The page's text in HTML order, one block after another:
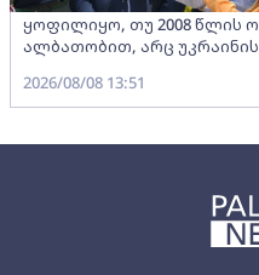
ყოფილიყო, თუ 2008 წლის
ალბათობით, არც
2026/08/08 13:51